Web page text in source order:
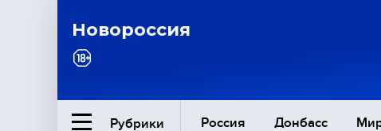
Новороссия
Рубрики Россия Донбасс